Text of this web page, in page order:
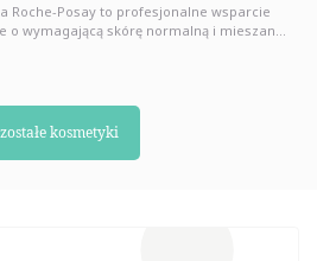
Roche-Posay to profesjonalne wsparcie
wymagającą skórę normalną i mieszan...
kosmetyki